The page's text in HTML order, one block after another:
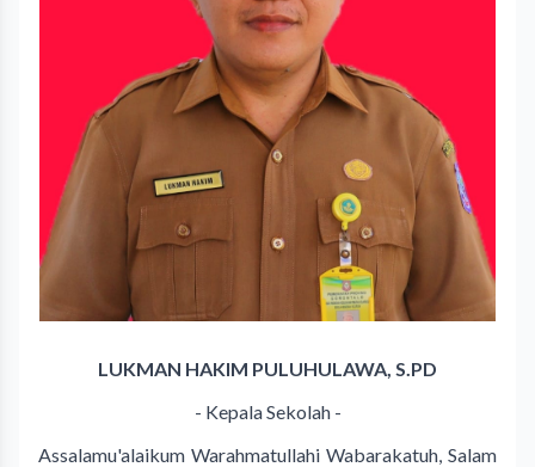
LUKMAN HAKIM PULUHULAWA, S.PD
- Kepala Sekolah -
Assalamu'alaikum Warahmatullahi Wabarakatuh, Salam